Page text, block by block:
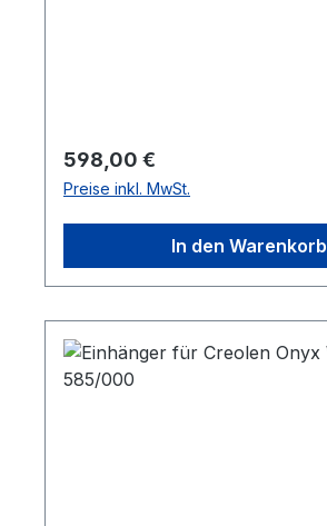
und stabil.
Regulärer Preis:
598,00 €
Preise inkl. MwSt.
In den Warenkorb